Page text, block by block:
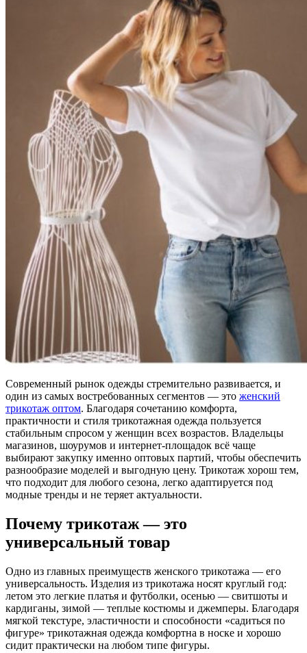
Современный рынок одежды стремительно развивается, и
один из самых востребованных сегментов — это женский
трикотаж оптом. Благодаря сочетанию комфорта,
практичности и стиля трикотажная одежда пользуется
стабильным спросом у женщин всех возрастов. Владельцы
магазинов, шоурумов и интернет-площадок всё чаще
выбирают закупку именно оптовых партий, чтобы обеспечить
разнообразие моделей и выгодную цену. Трикотаж хорош тем,
что подходит для любого сезона, легко адаптируется под
модные тренды и не теряет актуальности.
Почему трикотаж — это
универсальный товар
Одно из главных преимуществ женского трикотажа — его
универсальность. Изделия из трикотажа носят круглый год:
летом это легкие платья и футболки, осенью — свитшоты и
кардиганы, зимой — теплые костюмы и джемперы. Благодаря
мягкой текстуре, эластичности и способности «садиться по
фигуре» трикотажная одежда комфортна в носке и хорошо
сидит практически на любом типе фигуры.